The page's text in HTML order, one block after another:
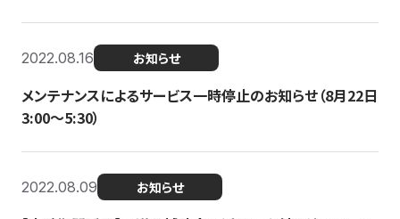
2022.08.16 お知らせ
メンテナンスによるサービス一時停止のお知らせ（8月22日
3:00〜5:30）
2022.08.09 お知らせ